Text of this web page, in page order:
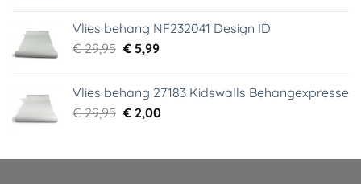
€ 29,95.€ 3,99.
Vlies behang NF232041 Design ID
€29,95 Oorspronkelijke
€ 29,95.
€5,99Huidige
€ 5,99.
Vlies behang 27183 Kidswalls Behangexpresse
€29,95 Oorspronkelijke
€ 29,95.
€2,00Huidige
€ 2,00.